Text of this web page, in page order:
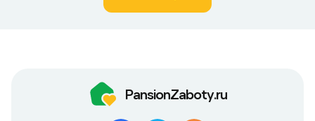
PansionZaboty.ru